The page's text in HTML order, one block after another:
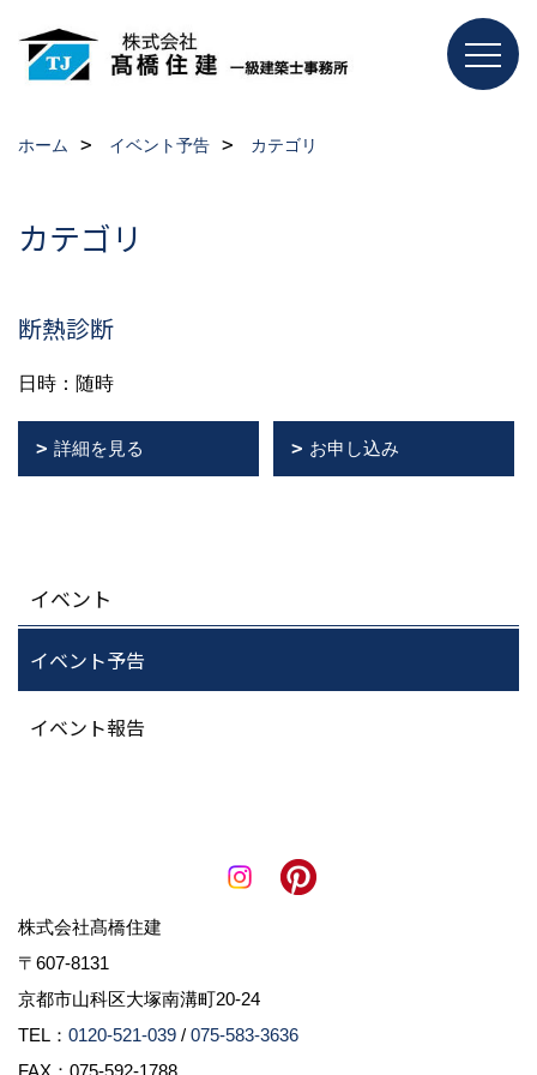
ホーム イベント予告 カテゴリ
カテゴリ
断熱診断
日時：随時
詳細を見る お申し込み
イベント
イベント予告
イベント報告
株式会社髙橋住建
〒607-8131
京都市山科区大塚南溝町20-24
TEL： 0120-521-039 / 075-583-3636
FAX：075-592-1788